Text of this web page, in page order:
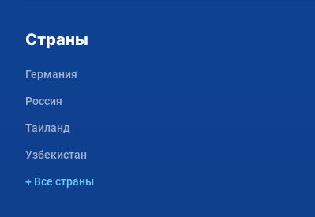
Страны
Германия
Россия
Таиланд
Узбекистан
+ Все страны